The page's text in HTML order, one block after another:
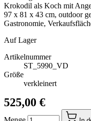
Krokodil als Koch mit
97 x 81 x 43 cm, outdoor
Gastronomie,
Auf Lager
Artikelnummer
ST_5990_VD
Größe
verkleinert
525,00 €